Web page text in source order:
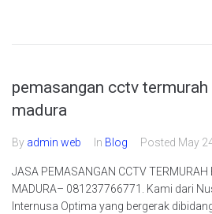
pemasangan cctv
madura
By admin web In Blog Posted May
JASA PEMASANGAN CCTV TERMURAH
MADURA– 081237766771. Kami dari
Internusa Optima yang bergerak